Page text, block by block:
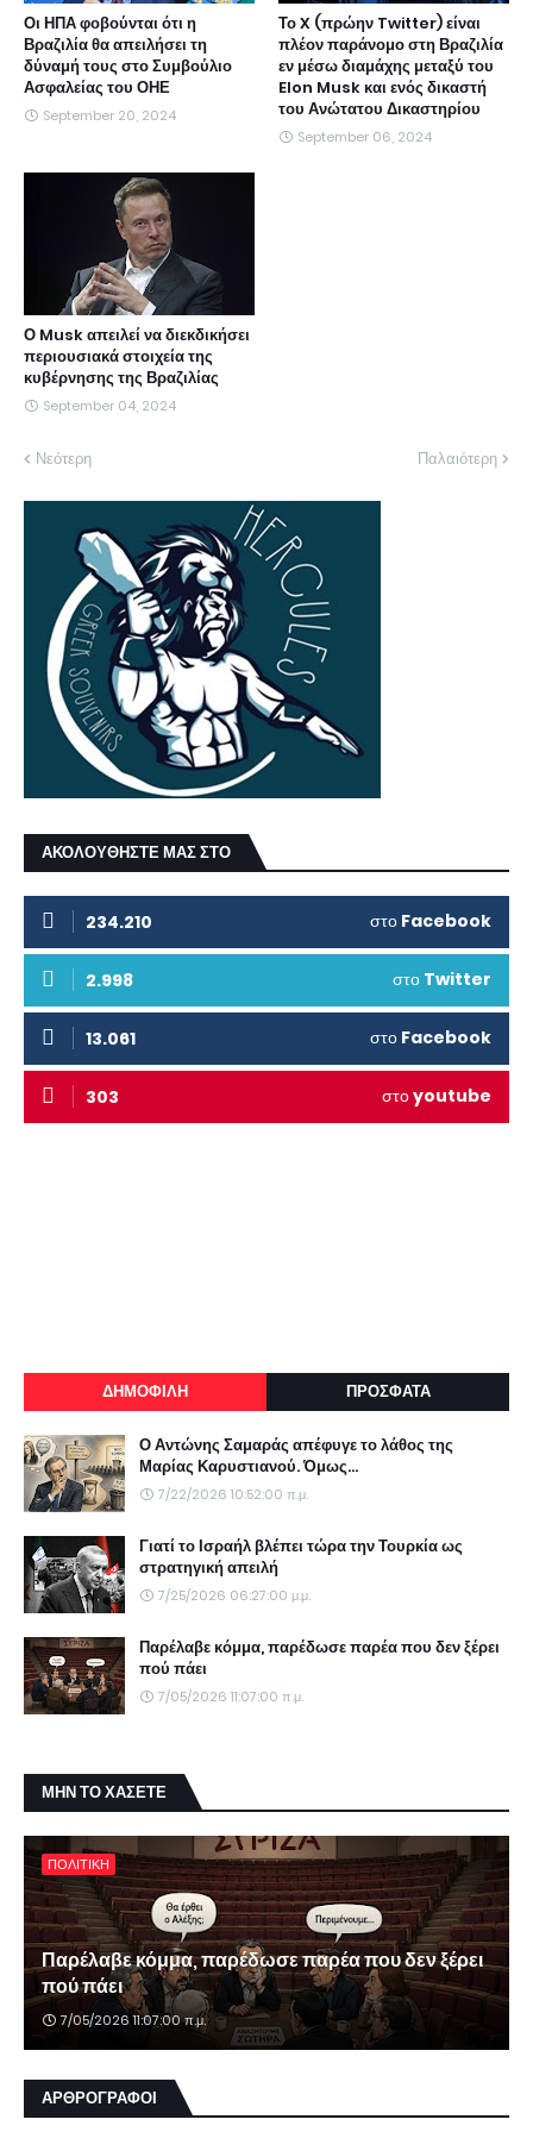
Οι ΗΠΑ φοβούνται ότι η
Βραζιλία θα απειλήσει τη
δύναμή τους στο Συμβούλιο
Ασφαλείας του ΟΗΕ
September 20, 2024
Το X (πρώην Twitter) είναι
πλέον παράνομο στη Βραζιλία
εν μέσω διαμάχης μεταξύ του
Elon Musk και ενός δικαστή
του Ανώτατου Δικαστηρίου
September 06, 2024
Ο Musk απειλεί να διεκδικήσει
περιουσιακά στοιχεία της
κυβέρνησης της Βραζιλίας
September 04, 2024
Νεότερη Παλαιότερη
ΑΚΟΛΟΥΘΗΣΤΕ ΜΑΣ ΣΤΟ
234.210 στο Facebook
2.998 στο Twitter
13.061 στο Facebook
303 στοyoutube
ΔΗΜΟΦΙΛΗ ΠΡΟΣΦΑΤΑ
Ο Αντώνης Σαμαράς απέφυγε το λάθος της
Μαρίας Καρυστιανού. Όμως...
7/22/2026 10:52:00 π.μ.
Γιατί το Ισραήλ βλέπει τώρα την Τουρκία ως
στρατηγική απειλή
7/25/2026 06:27:00 μ.μ.
Παρέλαβε κόμμα, παρέδωσε παρέα που δεν ξέρει
πού πάει
7/05/2026 11:07:00 π.μ.
ΜΗΝ ΤΟ ΧΑΣΕΤΕ
ΠΟΛΙΤΙΚΗ
Παρέλαβε κόμμα, παρέδωσε παρέα που δεν ξέρει
πού πάει
7/05/2026 11:07:00 π.μ.
ΑΡΘΡΟΓΡΑΦΟΙ